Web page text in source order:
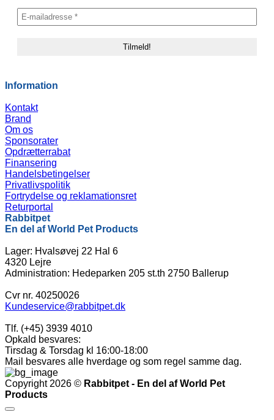
Information
Kontakt
Brand
Om os
Sponsorater
Opdrætterrabat
Finansering
Handelsbetingelser
Privatlivspolitik
Fortrydelse og reklamationsret
Returportal
Rabbitpet
En del af World Pet Products
Lager: Hvalsøvej 22 Hal 6
4320 Lejre
Administration: Hedeparken 205 st.th 2750 Ballerup
Cvr nr. 40250026
Kundeservice@rabbitpet.dk
Tlf. (+45) 3939 4010
Opkald besvares:
Tirsdag & Torsdag kl 16:00-18:00
Mail besvares alle hverdage og som regel samme dag.
Copyright 2026 © Rabbitpet - En del af World Pet
Products